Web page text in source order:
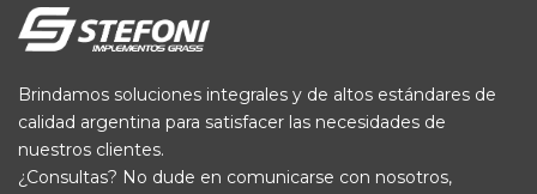
Brindamos soluciones integrales y de altos estándares de
calidad argentina para satisfacer las necesidades de
nuestros clientes.
¿Consultas? No dude en comunicarse con nosotros,